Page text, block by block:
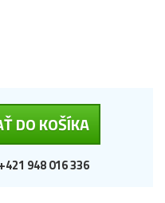
DO KOŠÍKA
+421 948 016 336